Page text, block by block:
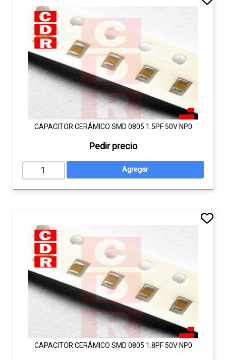
CAPACITOR CERÁMICO SMD 0805 1.5PF 50V NP0
Pedir precio
CAPACITOR CERÁMICO SMD 0805 1.8PF 50V NP0